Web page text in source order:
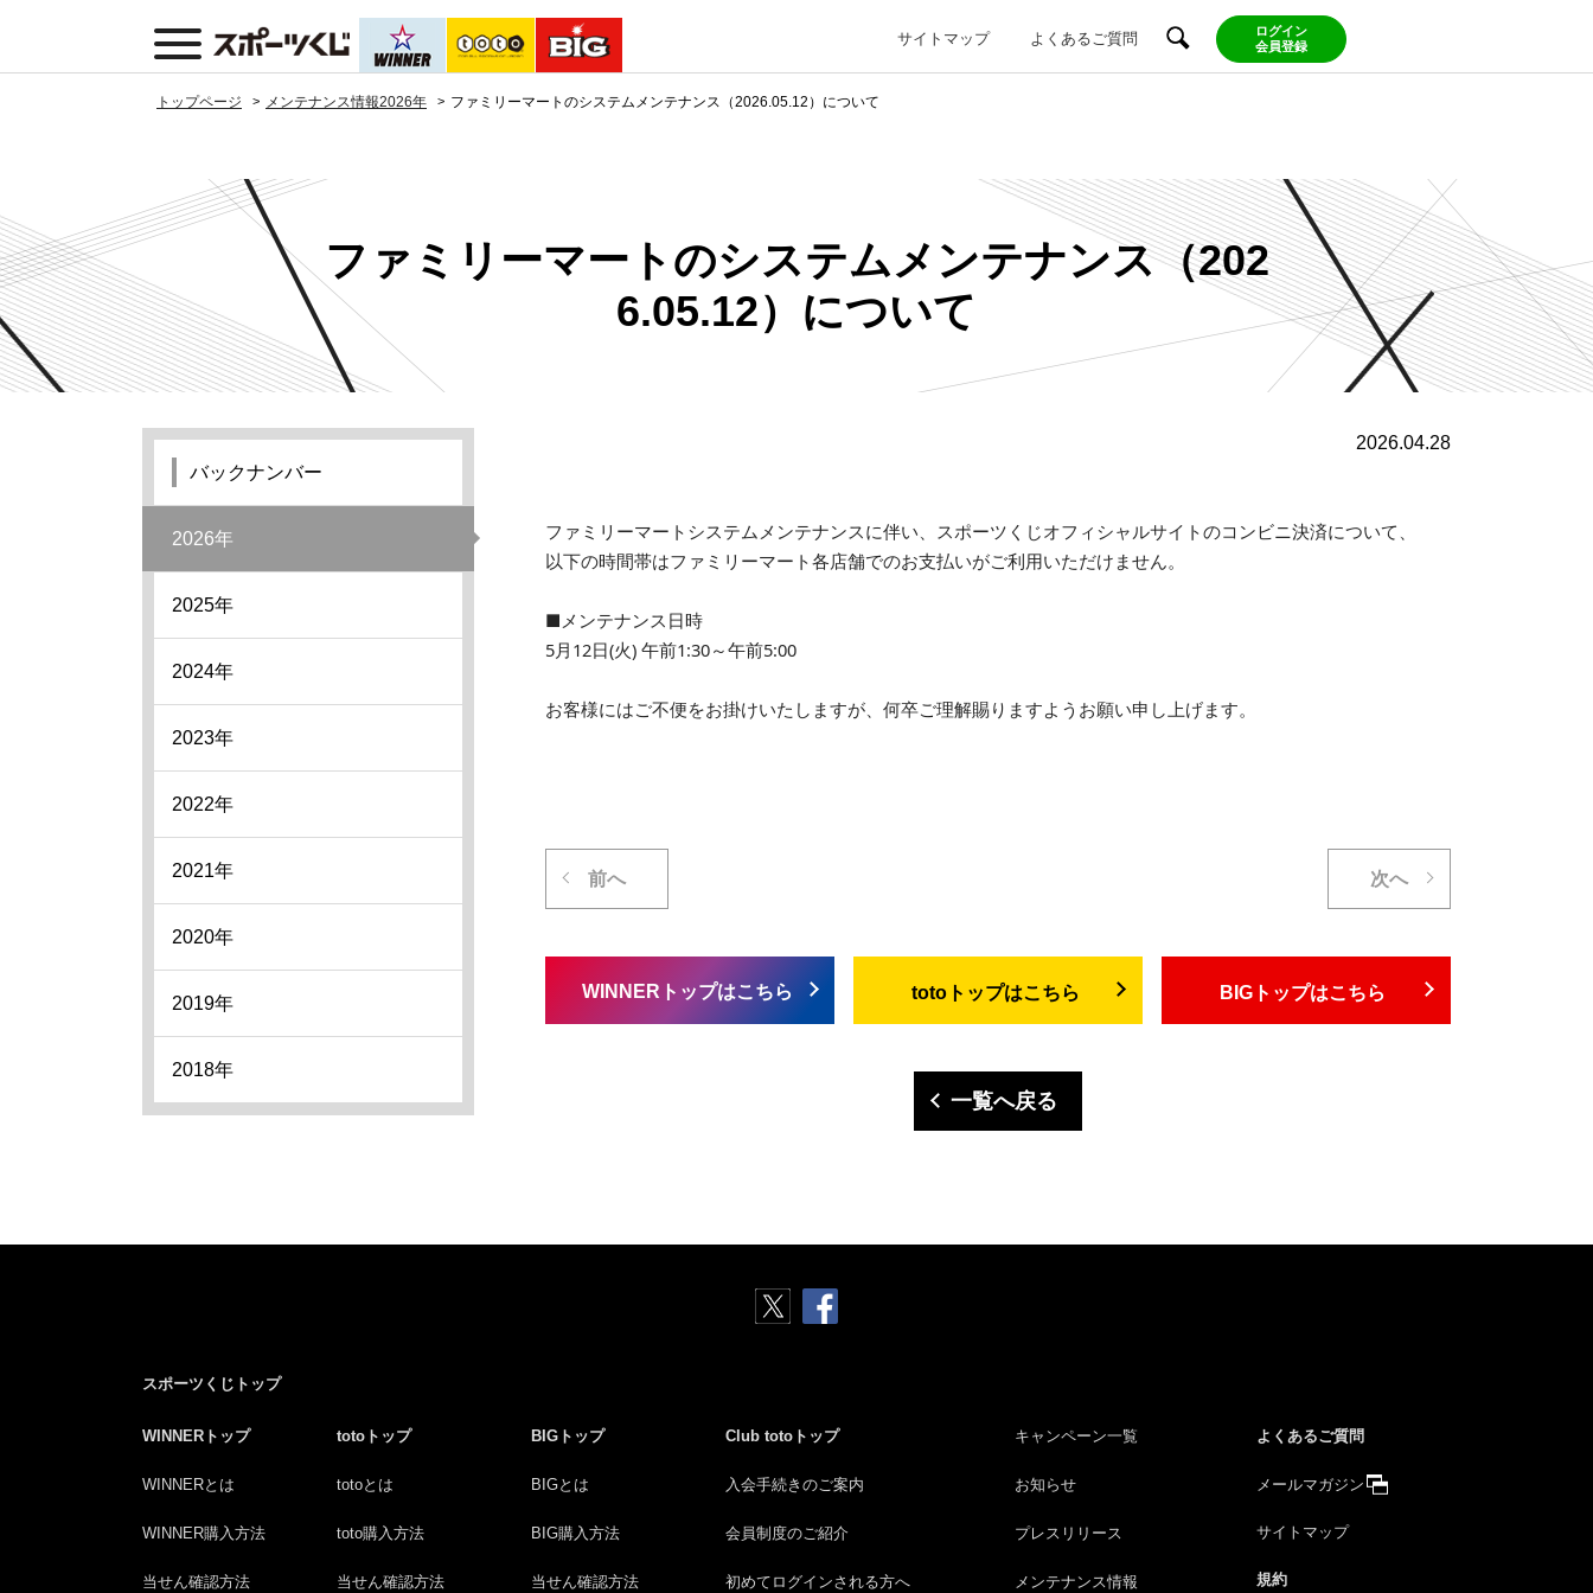
サイトマップ よくあるご質問
ログイン
会員登録
トップページ メンテナンス情報2026年 ファミリーマートのシステムメンテナンス（2026.05.12）について
ファミリーマートのシステムメンテナンス（202
6.05.12）について
2026.04.28
ファミリーマートシステムメンテナンスに伴い、スポーツくじオフィシャルサイトのコンビニ決済について、
以下の時間帯はファミリーマート各店舗でのお支払いがご利用いただけません。
■メンテナンス日時
5月12日(火) 午前1:30～午前5:00
お客様にはご不便をお掛けいたしますが、何卒ご理解賜りますようお願い申し上げます。
前へ 次へ
WINNERトップはこちら totoトップはこちら BIGトップはこちら
一覧へ戻る
バックナンバー
2026年
2025年
2024年
2023年
2022年
2021年
2020年
2019年
2018年
スポーツくじトップ
WINNERトップ
WINNERとは
WINNER購入方法
当せん確認方法
totoトップ
totoとは
toto購入方法
当せん確認方法
BIGトップ
BIGとは
BIG購入方法
当せん確認方法
Club totoトップ
入会手続きのご案内
会員制度のご紹介
初めてログインされる方へ
キャンペーン一覧
お知らせ
プレスリリース
メンテナンス情報
よくあるご質問
メールマガジン
サイトマップ
規約